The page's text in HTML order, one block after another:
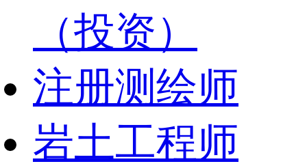
（投资）
注册测绘师
岩土工程师